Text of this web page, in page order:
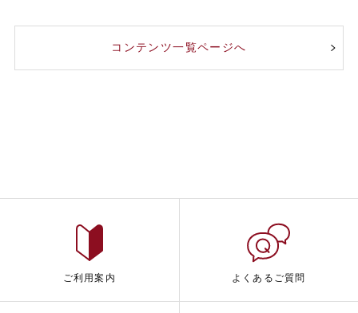
コンテンツ一覧ページへ
ご利用案内 よくあるご質問